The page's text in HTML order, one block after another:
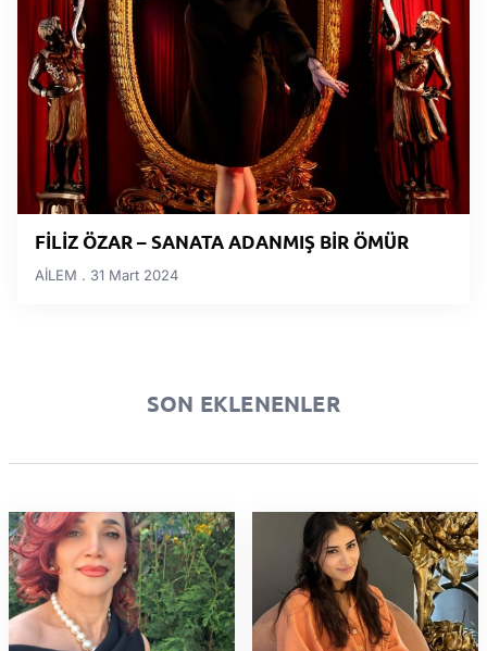
FİLİZ ÖZAR – SANATA ADANMIŞ BİR ÖMÜR
AİLEM 31 Mart 2024
SON EKLENENLER